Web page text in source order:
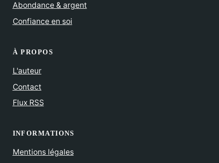
Abondance & argent
Confiance en soi
À PROPOS
L'auteur
Contact
Flux RSS
INFORMATIONS
Mentions légales